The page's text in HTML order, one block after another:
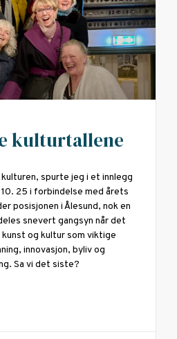
kulturtallene
spurte jeg i et innlegg
25 i forbindelse med årets
posisjonen i Ålesund, nok en
snevert gangsyn når det
og kultur som viktige
innovasjon, byliv og
Sa vi det siste?